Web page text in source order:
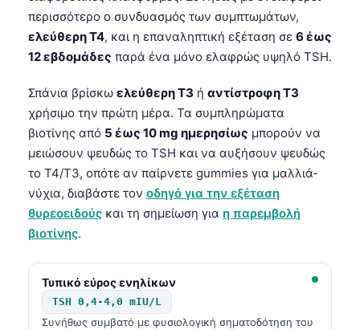
περισσότερο ο συνδυασμός των συμπτωμάτων,
ελεύθερη T4, και η επαναληπτική εξέταση σε 6 έως
12 εβδομάδες παρά ένα μόνο ελαφρώς υψηλό TSH.
Σπάνια βρίσκω ελεύθερη T3 ή αντίστροφη Τ3
χρήσιμο την πρώτη μέρα. Τα συμπληρώματα
βιοτίνης από 5 έως 10 mg ημερησίως μπορούν να
μειώσουν ψευδώς το TSH και να αυξήσουν ψευδώς
το T4/T3, οπότε αν παίρνετε gummies για μαλλιά-
νύχια, διαβάστε τον οδηγό για την εξέταση
θυρεοειδούς και τη σημείωση για η παρεμβολή
βιοτίνης.
Τυπικό εύρος ενηλίκων
TSH 0,4-4,0 mIU/L
Συνήθως συμβατό με φυσιολογική σηματοδότηση του